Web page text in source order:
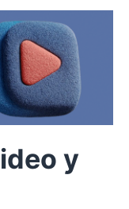
у